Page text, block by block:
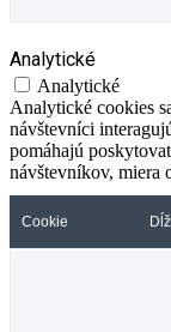
Analytické
Analytické
Analytické cookies
návštevníci
pomáhajú
návštevníkov, miera
Cookie